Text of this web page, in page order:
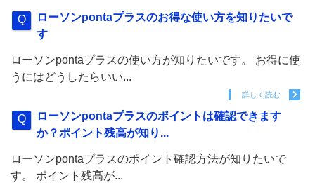
ローソンpontaプラスのお得な使い方を知りたいで
す
ローソンpontaプラスの使い方が知りたいです。 お得に使
うにはどうしたらいい...
詳しく読む
ローソンpontaプラスのポイントは確認できます
か？ポイント残高が知り...
ローソンpontaプラスのポイント確認方法が知りたいで
す。 ポイント残高が...